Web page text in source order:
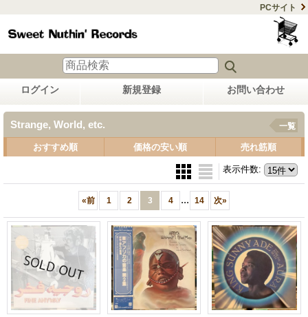
PCサイト
ログイン 新規登録 お問い合わせ
Strange, World, etc. 一覧
おすすめ順 価格の安い順 売れ筋順
表示件数:
«前 1 2 3 4 ... 14 次»